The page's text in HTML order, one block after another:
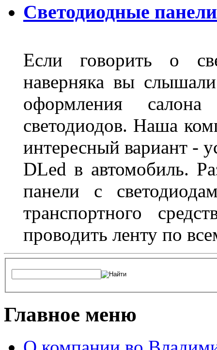
Светодиодные
Если говорить о
наверняка вы
оформления
светодиодов. Наша
интересный вариант -
DLed в автомобиль.
панели с
транспортного
проводить ленту по
Главное меню